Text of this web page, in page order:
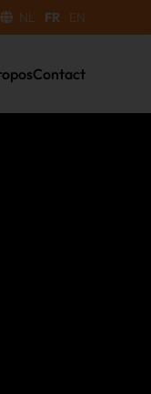
NL FR EN
Contact